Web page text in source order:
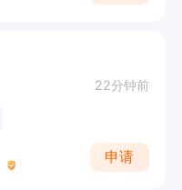
22分钟前
申请